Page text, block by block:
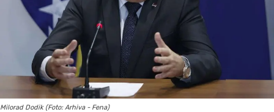
Milorad Dodik (Foto: Arhiva - Fena)